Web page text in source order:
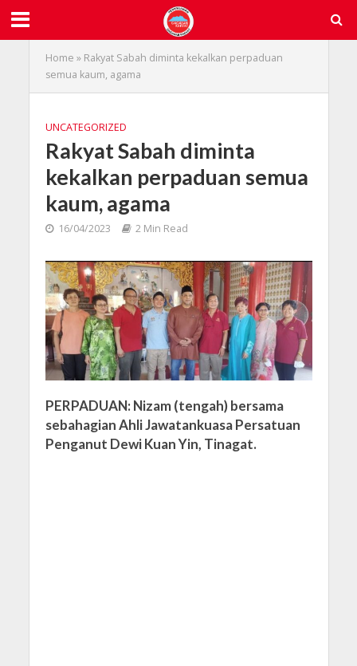
Home » Rakyat Sabah diminta kekalkan perpaduan
semua kaum, agama
UNCATEGORIZED
Rakyat Sabah diminta
kekalkan perpaduan semua
kaum, agama
16/04/2023 2 Min Read
PERPADUAN: Nizam (tengah) bersama
sebahagian Ahli Jawatankuasa Persatuan
Penganut Dewi Kuan Yin, Tinagat.